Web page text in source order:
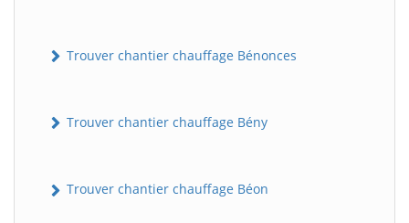
Trouver chantier chauffage Bénonces
Trouver chantier chauffage Bény
Trouver chantier chauffage Béon